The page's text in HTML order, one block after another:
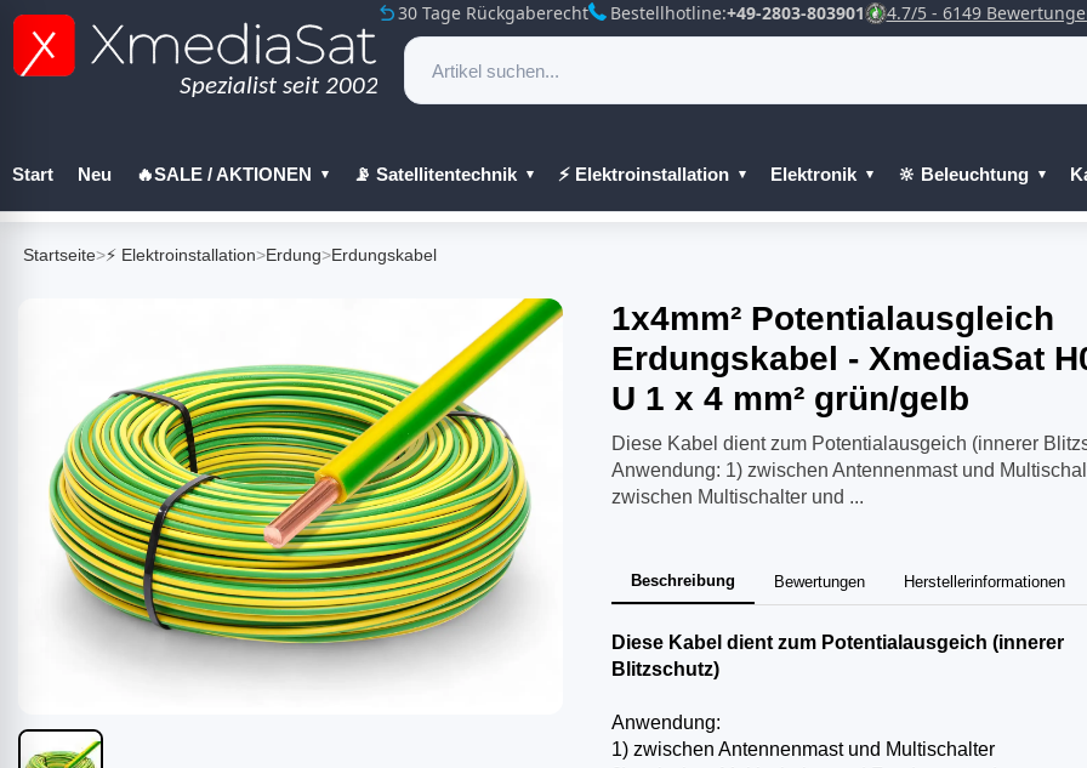
30 Tage Rückgaberecht Bestellhotline:+49-2803-803901 4.7/5 - 6149
Start Neu 🔥SALE / AKTIONEN 📡 Satellitentechnik ⚡ Elektroinstallation Elektronik 🔆 Beleuchtung
🔧 Werkzeug
Startseite>⚡ Elektroinstallation>Erdung>Erdungskabel
1x4mm² Potentialausgleich
Erdungskabel - XmediaSat
U 1 x 4 mm² grün/gelb
Diese Kabel dient zum Potentialausgeich (innerer
Anwendung: 1) zwischen Antennenmast und
zwischen Multischalter und ...
Beschreibung Bewertungen Herstellerinformationen
Diese Kabel dient zum Potentialausgeich (innerer
Blitzschutz)
Anwendung:
1) zwischen Antennenmast und Multischalter